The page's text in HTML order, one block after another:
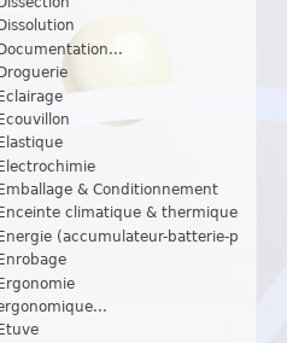
Dissolution
Droguerie
Elastique
Emballage & Conditionnement
Enceinte climatique & thermique
(accumulateur-batterie-p
Enrobage
Etuve